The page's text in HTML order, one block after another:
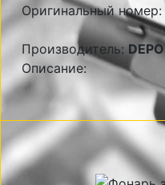
Оригинальный номер:
Производитель:DEPO
Описание: